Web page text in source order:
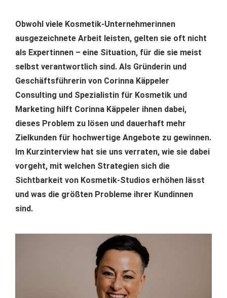
Obwohl viele Kosmetik-Unternehmerinnen
ausgezeichnete Arbeit leisten, gelten sie oft nicht
als Expertinnen – eine Situation, für die sie meist
selbst verantwortlich sind. Als Gründerin und
Geschäftsführerin von Corinna Käppeler
Consulting und Spezialistin für Kosmetik und
Marketing hilft Corinna Käppeler ihnen dabei,
dieses Problem zu lösen und dauerhaft mehr
Zielkunden für hochwertige Angebote zu gewinnen.
Im Kurzinterview hat sie uns verraten, wie sie dabei
vorgeht, mit welchen Strategien sich die
Sichtbarkeit von Kosmetik-Studios erhöhen lässt
und was die größten Probleme ihrer Kundinnen
sind.